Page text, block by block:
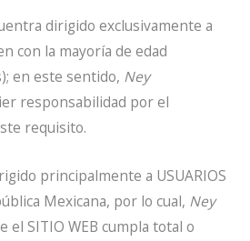
dirigido exclusivamente a
con la mayoría de edad
en este sentido, Ney
responsabilidad por el
requisito.
principalmente a USUARIOS
Mexicana, por lo cual, Ney
el SITIO WEB cumpla total o